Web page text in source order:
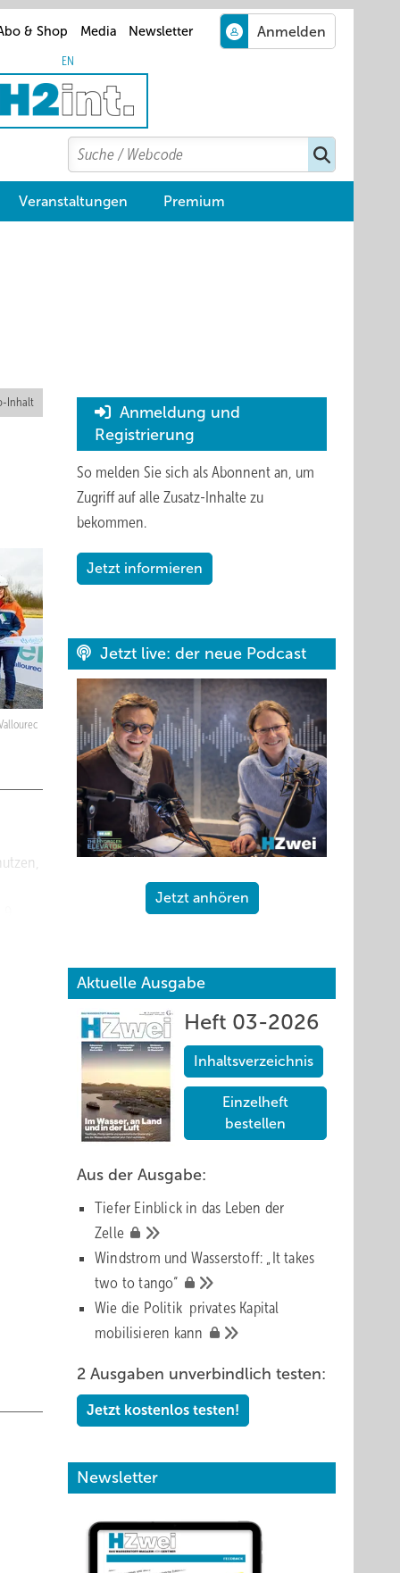
& Shop Media Newsletter
EN
Search
Suchen
Veranstaltungen Premium
Inhalt
Anmeldung und
Registrierung
So melden Sie sich als Abonnent an, um
Zugriff auf alle Zusatz-Inhalte zu
bekommen.
Jetzt informieren
Jetzt live: der neue Podcast
Jetzt anhören
Aktuelle Ausgabe
Heft 03-2026
Inhaltsverzeichnis
Einzelheft
bestellen
Aus der Ausgabe:
Tiefer Einblick in das Leben der
Zelle
Windstrom und Wasserstoff: „It takes
two totango“
Wie die Politik privates Kapital
mobilisieren kann
2 Ausgaben unverbindlich testen:
Jetzt kostenlos testen!
Newsletter